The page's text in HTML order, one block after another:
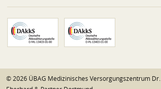
© 2026 ÜBAG Medizinisches Versorgungszentrum Dr.